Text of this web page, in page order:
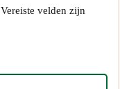
Vereiste velden zijn